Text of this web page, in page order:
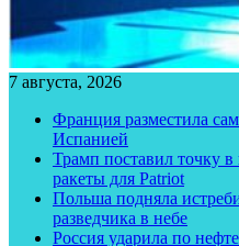
7 августа, 2026
Франция разместила
Испанией
Трамп поставил точку
ракеты для Patriot
Польша подняла
разведчика в небе
Россия ударила по